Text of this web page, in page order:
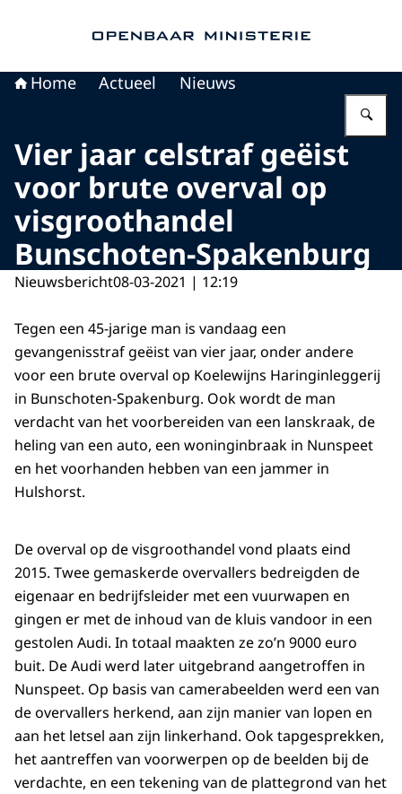
Home Actueel Nieuws
Vier jaar celstraf geëist
voor brute overval op
visgroothandel
Bunschoten-Spakenburg
Nieuwsbericht08-03-2021 | 12:19
Tegen een 45-jarige man is vandaag een
gevangenisstraf geëist van vier jaar, onder andere
voor een brute overval op Koelewijns Haringinleggerij
in Bunschoten-Spakenburg. Ook wordt de man
verdacht van het voorbereiden van een lanskraak, de
heling van een auto, een woninginbraak in Nunspeet
en het voorhanden hebben van een jammer in
Hulshorst.
De overval op de visgroothandel vond plaats eind
2015. Twee gemaskerde overvallers bedreigden de
eigenaar en bedrijfsleider met een vuurwapen en
gingen er met de inhoud van de kluis vandoor in een
gestolen Audi. In totaal maakten ze zo’n 9000 euro
buit. De Audi werd later uitgebrand aangetroffen in
Nunspeet. Op basis van camerabeelden werd een van
de overvallers herkend, aan zijn manier van lopen en
aan het letsel aan zijn linkerhand. Ook tapgesprekken,
het aantreffen van voorwerpen op de beelden bij de
verdachte, en een tekening van de plattegrond van het